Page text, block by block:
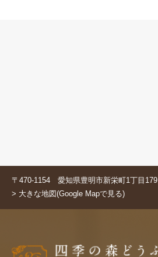
〒470-1154 愛知県豊明市新栄町1丁目179
> 大きな地図(Google Mapで見る)